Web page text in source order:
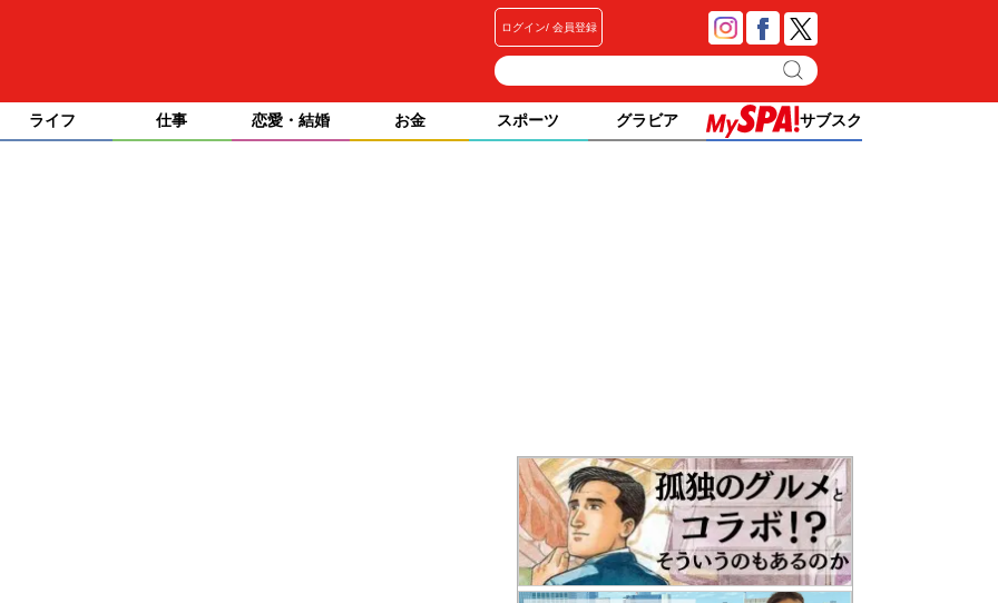
ログイン 会員登録
ライフ 仕事 恋愛・結婚 お金 スポーツ グラビア サブスク